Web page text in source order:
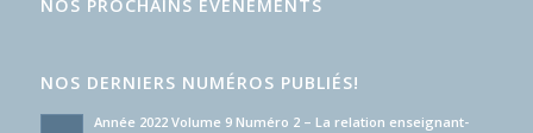
NOS PROCHAINS ÉVÈNEMENTS
NOS DERNIERS NUMÉROS PUBLIÉS!
Année 2022 Volume 9 Numéro 2 – La relation enseignant-